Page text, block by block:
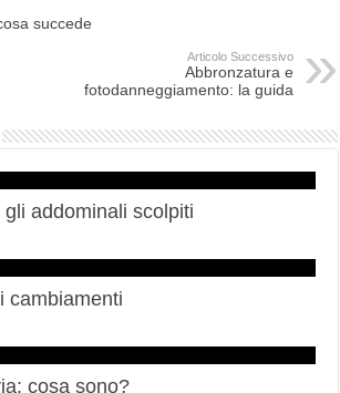
succede
Articolo Successivo
Abbronzatura e
fotodanneggiamento: la guida
addominali scolpiti
cambiamenti
cosa sono?